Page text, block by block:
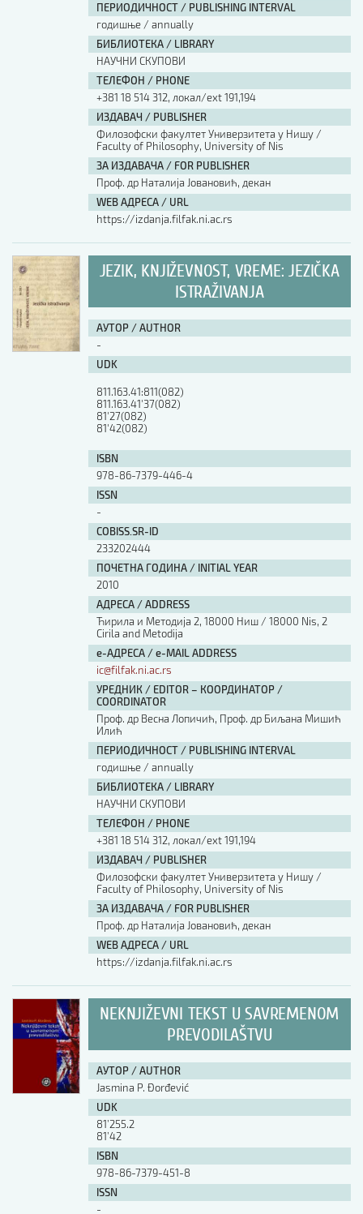
ПЕРИОДИЧНОСТ / PUBLISHING INTERVAL
годишње / annually
БИБЛИОТЕКА / LIBRARY
НАУЧНИ СКУПОВИ
ТЕЛЕФОН / PHONE
+381 18 514 312, локал/ext 191,194
ИЗДАВАЧ / PUBLISHER
Филозофски факултет Универзитета у Нишу /
Faculty of Philosophy, University of Nis
ЗА ИЗДАВАЧА / FOR PUBLISHER
Проф. др Наталија Јовановић, декан
WEB АДРЕСА / URL
https://izdanja.filfak.ni.ac.rs
JEZIK, KNJIŽEVNOST, VREME: JEZIČKA
ISTRAŽIVANJA
АУТОР / AUTHOR
-
UDK
811.163.41:811(082)
811.163.41'37(082)
81'27(082)
81'42(082)
ISBN
978-86-7379-446-4
ISSN
-
COBISS.SR-ID
233202444
ПОЧЕТНА ГОДИНА / INITIAL YEAR
2010
АДРЕСА / ADDRESS
Ћирила и Методија 2, 18000 Ниш / 18000 Nis, 2
Cirila and Metodija
е-АДРЕСА / e-MAIL ADDRESS
ic@filfak.ni.ac.rs
УРЕДНИК / EDITOR – КООРДИНАТОР /
COORDINATOR
Проф. др Весна Лопичић, Проф. др Биљана Мишић
Илић
ПЕРИОДИЧНОСТ / PUBLISHING INTERVAL
годишње / annually
БИБЛИОТЕКА / LIBRARY
НАУЧНИ СКУПОВИ
ТЕЛЕФОН / PHONE
+381 18 514 312, локал/ext 191,194
ИЗДАВАЧ / PUBLISHER
Филозофски факултет Универзитета у Нишу /
Faculty of Philosophy, University of Nis
ЗА ИЗДАВАЧА / FOR PUBLISHER
Проф. др Наталија Јовановић, декан
WEB АДРЕСА / URL
https://izdanja.filfak.ni.ac.rs
NEKNJIŽEVNI TEKST U SAVREMENOM
PREVODILAŠTVU
АУТОР / AUTHOR
Jasmina P. Đorđević
UDK
81’255.2
81’42
ISBN
978-86-7379-451-8
ISSN
-